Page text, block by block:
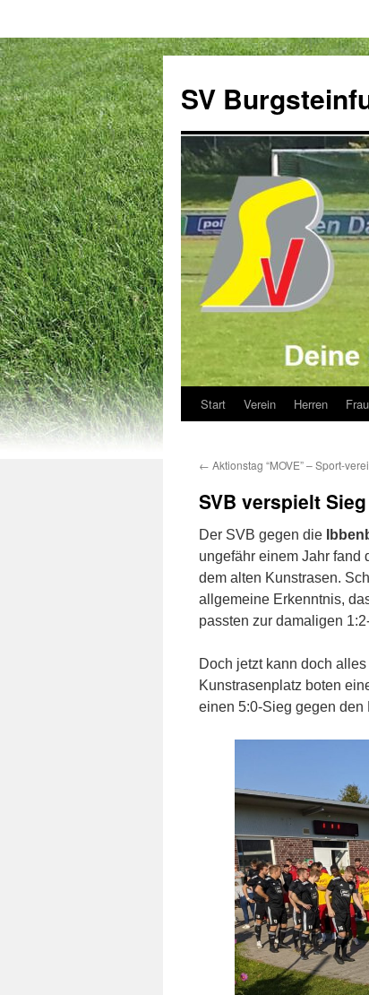
springen
SV
Start Verein Herren
← Aktionstag “MOVE” – Sport-
SVB verspielt
Der SVB gegen die
ungefähr einem Jahr fand
dem alten Kunstrasen.
allgemeine Erkenntnis,
passten zur damaligen
Doch jetzt kann doch
Kunstrasenplatz boten
einen 5:0-Sieg gegen den